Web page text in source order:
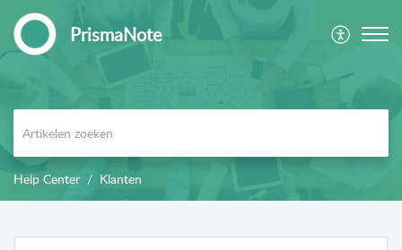
PrismaNote
Help Center Klanten